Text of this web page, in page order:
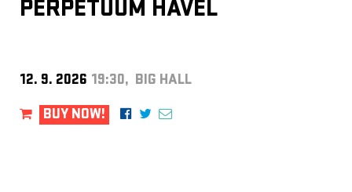
PERPETUUM HAVEL
12. 9. 2026 19:30, BIG HALL
BUY NOW!